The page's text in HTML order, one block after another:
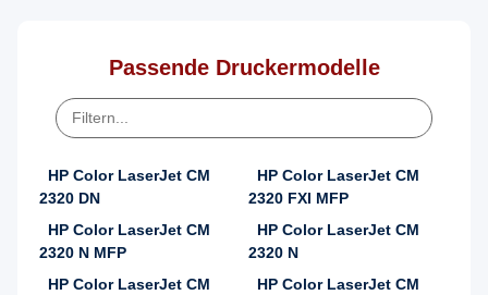
Passende Druckermodelle
HP Color LaserJet CM
2320 DN
HP Color LaserJet CM
2320 FXI MFP
HP Color LaserJet CM
2320 N MFP
HP Color LaserJet CM
2320 N
HP Color LaserJet CM
HP Color LaserJet CM